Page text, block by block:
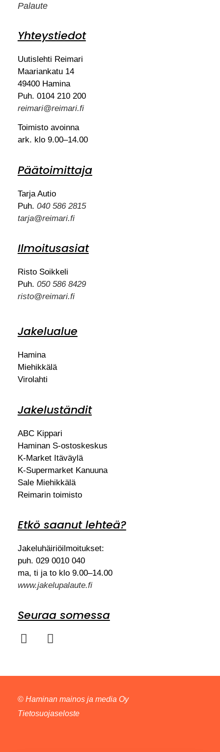
Palaute
Yhteystiedot
Uutislehti Reimari
Maariankatu 14
49400 Hamina
Puh. 0104 210 200
reimari@reimari.fi
Toimisto avoinna
ark. klo 9.00–14.00
Päätoimittaja
Tarja Autio
Puh. 040 586 2815
tarja@reimari.fi
Ilmoitusasiat
Risto Soikkeli
Puh. 050 586 8429
risto@reimari.fi
Jakelualue
Hamina
Miehikkälä
Virolahti
Jakeluständit
ABC Kippari
Haminan S-ostoskeskus
K-Market Itäväylä
K-Supermarket Kanuuna
Sale Miehikkälä
Reimarin toimisto
Etkö saanut lehteä?
Jakeluhäiriöilmoitukset:
puh. 029 0010 040
ma, ti ja to klo 9.00–14.00
www.jakelupalaute.fi
Seuraa somessa
© Haminan mainos ja media Oy
Tietosuojaseloste